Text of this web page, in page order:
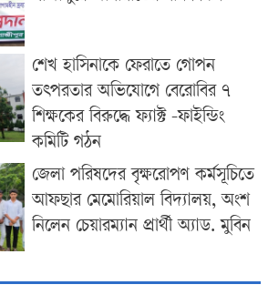
শেখ হাসিনাকে ফেরাতে গোপন
তৎপরতার অভিযোগে বেরোবির ৭
শিক্ষকের বিরুদ্ধে ফ্যাক্ট -ফাইন্ডিং
কমিটি গঠন
জেলা পরিষদের বৃক্ষরোপণ কর্মসূচিতে
আফছার মেমোরিয়াল বিদ্যালয়, অংশ
নিলেন চেয়ারম্যান প্রার্থী অ্যাড. মুবিন